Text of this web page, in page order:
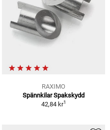
RAXIMO
Spännkilar Spakskydd
42,84 kr1